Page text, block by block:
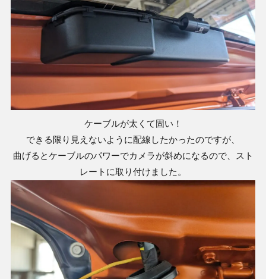
ケーブルが太くて固い！
できる限り見えないように配線したかったのですが、
曲げるとケーブルのパワーでカメラが斜めになるので、スト
レートに取り付けました。